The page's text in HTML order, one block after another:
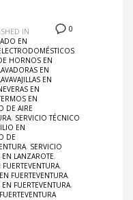
0
IN
EN
HORNOS EN
EN
EN
EN
EN
DE AIRE
, SERVICIO TÉCNICO
EN
DE
, SERVICIO
LANZAROTE,
,
FUERTEVENTURA,
FUERTEVENTURA,